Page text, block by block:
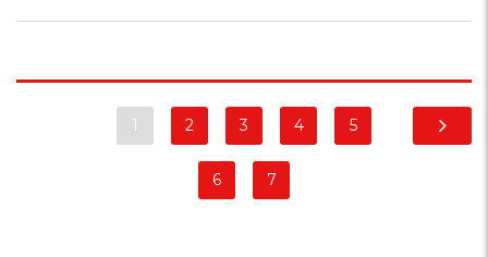
1 2 3 4 5
6 7